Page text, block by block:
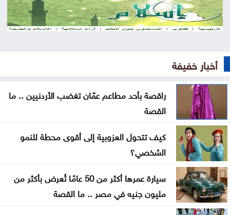
بعد العدوان الواسع .. الاحتلال ينسحب من مخيم قلنديا
وكفر عقب
إسبانيا
ارتفاع الدولار مقابل الين واليورو الجمعة
أسعار النفط تواصل ارتفاعها الجمعة
طقس صيفي عادي اليوم وارتفاع الأحد والاثنين
بعد أقوى صعود منذ فبراير .. إلى أين تتجه أسعار
الذهب؟
تهنئة لــ الدكتور القاضي بسام التلاهين
أخبار خفيفة
راقصة بأحد مطاعم عمّان تغضب الأردنيين .. ما
القصة
كيف تتحول العزوبية إلى أقوى محطة للنمو
الشخصي؟
سيارة عمرها أكثر من 50 عامًا تُعرض بأكثر من
مليون جنيه في مصر .. ما القصة